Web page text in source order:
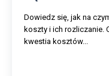
Dowiedz się, jak na
koszty i ich rozliczanie.
kwestia kosztów...